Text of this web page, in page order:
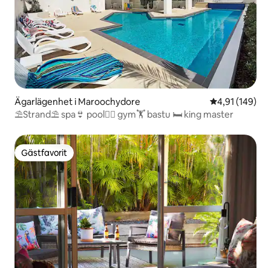
Ägarlägenhet i Maroochydore 4,91 av 5 i
4,91 (149)
⛱Strand⛱ spa👙 pool🏊‍♀️ gym🏋️ bastu 🛏 king master
Gästfavorit
Gästfavorit